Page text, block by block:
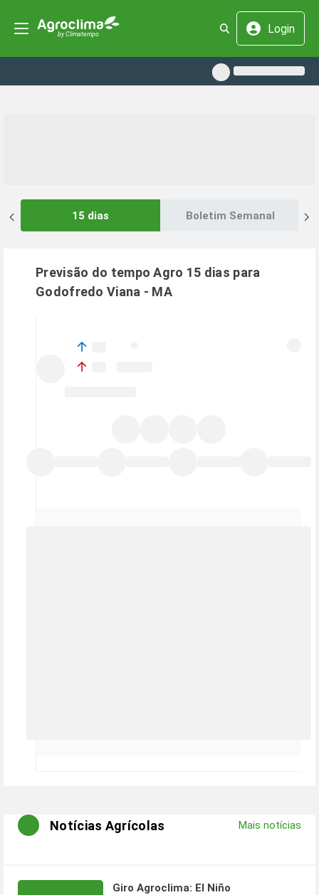
Login
15 dias Boletim Semanal
Previsão do tempo Agro 15 dias para
Godofredo Viana - MA
Notícias Agrícolas Mais notícias
Giro Agroclima: El Niño